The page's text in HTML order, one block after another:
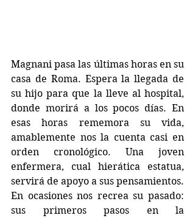
Magnani pasa las últimas horas en su
casa de Roma. Espera la llegada de
su hijo para que la lleve al hospital,
donde morirá a los pocos días. En
esas horas rememora su vida,
amablemente nos la cuenta casi en
orden cronológico. Una joven
enfermera, cual hierática estatua,
servirá de apoyo a sus pensamientos.
En ocasiones nos recrea su pasado:
sus primeros pasos en la